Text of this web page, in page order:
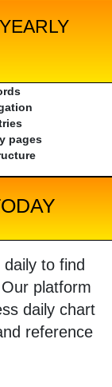
pages
to find
platform
daily chart
reference